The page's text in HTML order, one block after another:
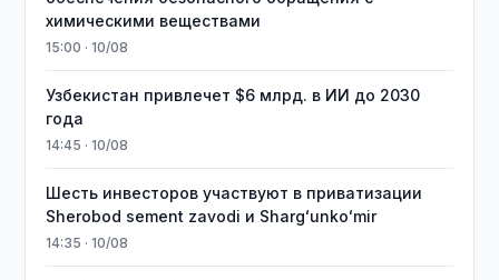
химическими веществами
15:00 · 10/08
Узбекистан привлечет $6 млрд. в ИИ до 2030
года
14:45 · 10/08
Шесть инвесторов участвуют в приватизации
Sherobod sement zavodi и Shargʻunkoʻmir
14:35 · 10/08